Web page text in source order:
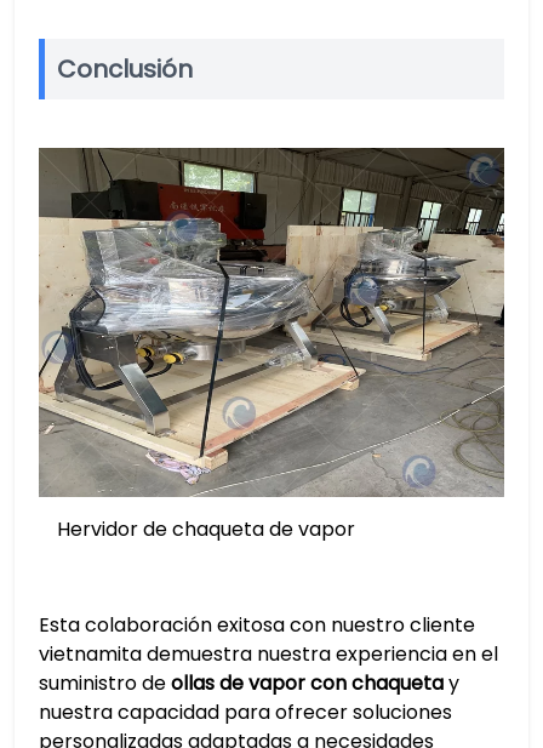
Conclusión
Hervidor de chaqueta de vapor
Esta colaboración exitosa con nuestro cliente
vietnamita demuestra nuestra experiencia en el
suministro deollas de vapor con chaquetay
nuestra capacidad para ofrecer soluciones
personalizadas adaptadas a necesidades